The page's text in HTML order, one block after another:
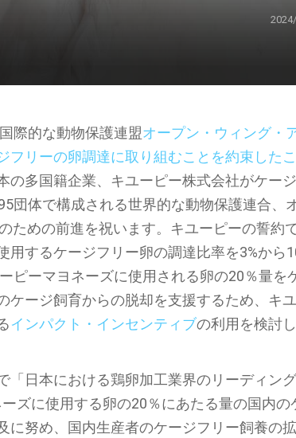
際的な動物保護連盟オープン・ウィング・
フリーの卵調達に取り組むことを約束した
の多国籍企業、キユーピー株式会社がケー
団体で構成される世界的な動物保護連合、
ための前進を祝います。キユーピーの誓約
用するケージフリー卵の調達比率を3%から
ピーマヨネーズに使用される卵の20％量を
ケージ飼育からの脱却を支援するため、キ
インパクト・インセンティブの利用を検討
「日本における鶏卵加工業界のリーディン
ズに使用する卵の20％にあたる量の国内
に努め、国内生産者のケージフリー飼養の